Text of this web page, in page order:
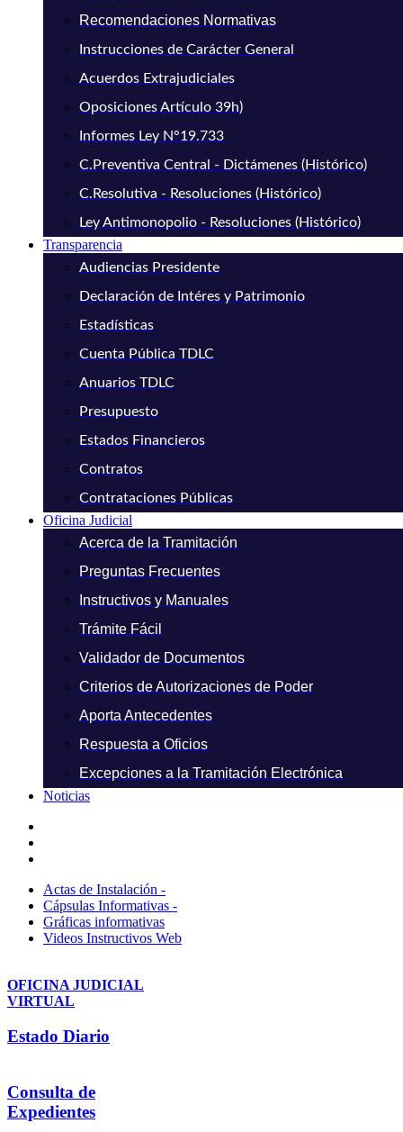
Recomendaciones Normativas
Instrucciones de Carácter General
Acuerdos Extrajudiciales
Oposiciones Artículo 39h)
Informes Ley N°19.733
C.Preventiva Central - Dictámenes (Histórico)
C.Resolutiva - Resoluciones (Histórico)
Ley Antimonopolio - Resoluciones (Histórico)
Transparencia
Audiencias Presidente
Declaración de Intéres y Patrimonio
Estadísticas
Cuenta Pública TDLC
Anuarios TDLC
Presupuesto
Estados Financieros
Contratos
Contrataciones Públicas
Oficina Judicial
Acerca de la Tramitación
Preguntas Frecuentes
Instructivos y Manuales
Trámite Fácil
Validador de Documentos
Criterios de Autorizaciones de Poder
Aporta Antecedentes
Respuesta a Oficios
Excepciones a la Tramitación Electrónica
Noticias
Actas de Instalación -
Cápsulas Informativas -
Gráficas informativas
Videos Instructivos Web
OFICINA JUDICIAL
VIRTUAL
Estado Diario
Consulta de
Expedientes